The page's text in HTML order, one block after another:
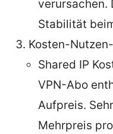
verursachen.
Stabilität
Kosten-
Shared IP
VPN-Abo
Aufpreis.
Mehrpreis